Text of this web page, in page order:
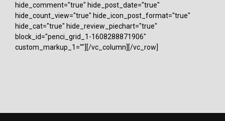
hide_comment="true" hide_post_date="true"
hide_count_view="true" hide_icon_post_format="true"
hide_cat="true" hide_review_piechart="true"
block_id="penci_grid_1-1608288871906"
custom_markup_1=""][/vc_column][/vc_row]